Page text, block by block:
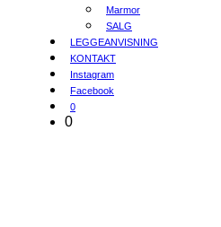
Marmor
SALG
LEGGEANVISNING
KONTAKT
Instagram
Facebook
0
0